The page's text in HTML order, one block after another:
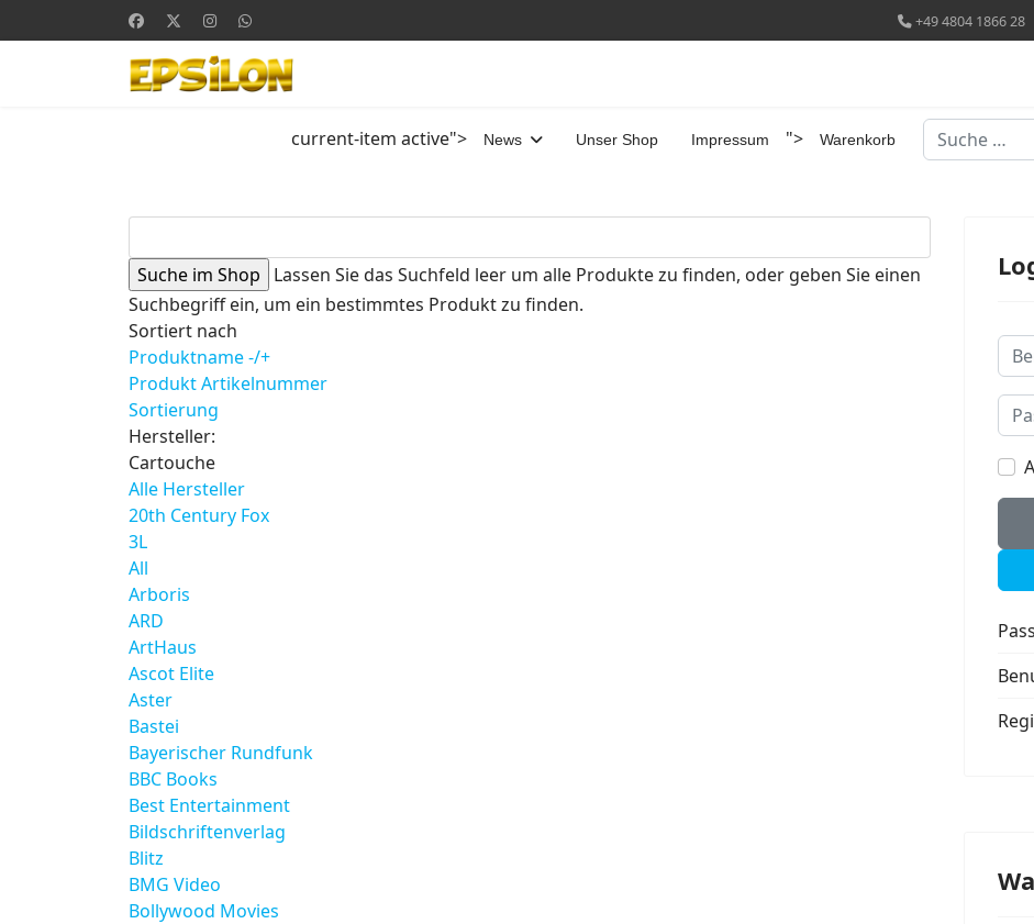
+49 4804 1866 28
current-item active"> News Unser Shop Impressum "> Warenkorb Suchen
Lassen Sie das Suchfeld leer um alle Produkte zu finden, oder geben Sie einen
Suchbegriff ein, um ein bestimmtes Produkt zu finden.
Sortiert nach
Produktname -/+
Produkt Artikelnummer
Sortierung
Hersteller:
Cartouche
Alle Hersteller
20th Century Fox
3L
All
Arboris
ARD
ArtHaus
Ascot Elite
Aster
Bastei
Bayerischer Rundfunk
BBC Books
Best Entertainment
Bildschriftenverlag
Blitz
BMG Video
Bollywood Movies